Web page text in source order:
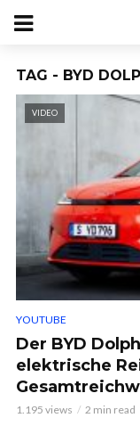
TAG - BYD
VIDEO
YOUTUBE
Der BYD
elektrische
1.195 views 2 min read